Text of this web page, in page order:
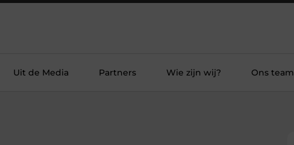
Uit de Media Partners Wie zijn wij? Ons team